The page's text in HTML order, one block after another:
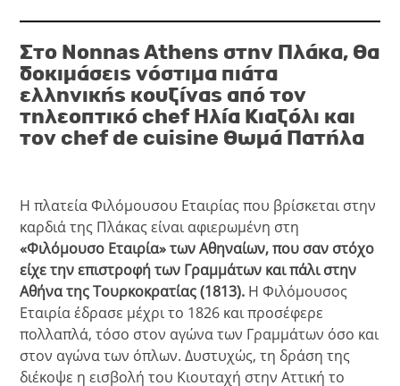
Στο Nonnas Athens στην Πλάκα, θα
δοκιμάσεις νόστιμα πιάτα
ελληνικής κουζίνας από τον
τηλεοπτικό chef Ηλία Κιαζόλι και
τον chef de cuisine Θωμά Πατήλα
Η πλατεία Φιλόμουσου Εταιρίας που βρίσκεται στην
καρδιά της Πλάκας είναι αφιερωμένη στη
«Φιλόμουσο Εταιρία» των Αθηναίων, που σαν στόχο
είχε την επιστροφή των Γραμμάτων και πάλι στην
Αθήνα της Τουρκοκρατίας (1813). Η Φιλόμουσος
Εταιρία έδρασε μέχρι το 1826 και προσέφερε
πολλαπλά, τόσο στον αγώνα των Γραμμάτων όσο και
στον αγώνα των όπλων. Δυστυχώς, τη δράση της
διέκοψε η εισβολή του Κιουταχή στην Αττική το